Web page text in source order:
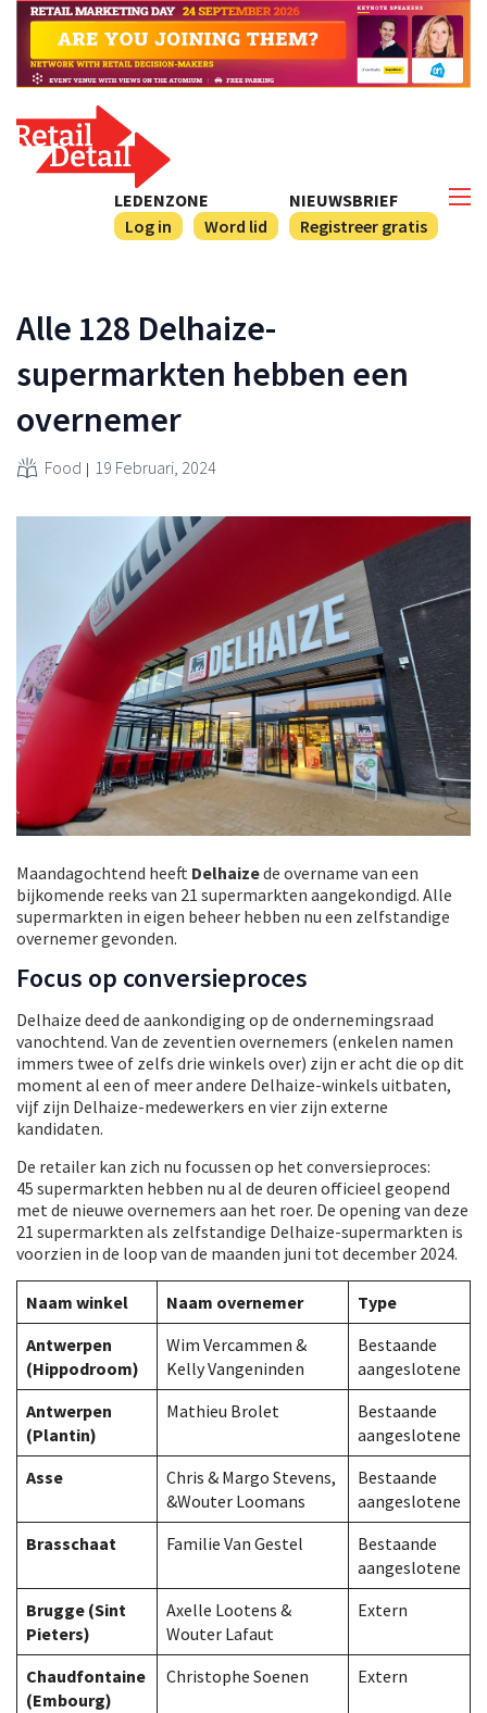
NIEUWSBRIEF
Registreer gratis
LEDENZONE
Log in
Word lid
Alle 128 Delhaize-
supermarkten hebben een
overnemer
Food 19 Februari, 2024
Maandagochtend heeft Delhaizede overname van een
bijkomende reeks van 21 supermarkten aangekondigd. Alle
supermarkten in eigen beheer hebben nu een zelfstandige
overnemer gevonden.
Focus op conversieproces
Delhaize deed de aankondiging op de ondernemingsraad
vanochtend. Van de zeventien overnemers (enkelen namen
immers twee of zelfs drie winkels over) zijn er acht die op dit
moment al een of meer andere Delhaize-winkels uitbaten,
vijf zijn Delhaize-medewerkers en vier zijn externe
kandidaten.
De retailer kan zich nu focussen op het conversieproces:
45 supermarkten hebben nu al de deuren officieel geopend
met de nieuwe overnemers aan het roer. De opening van deze
21 supermarkten als zelfstandige Delhaize-supermarkten is
voorzien in de loop van de maanden juni tot december 2024.
Naam winkel​ Naam overnemer​
Typ​e
Antwerpen
(Hippodroom)
Wim Vercammen &
Kelly Vangeninden
Bestaande
aangeslotene
Antwerpen
(Plantin)
Mathieu Brolet
Bestaande
aangeslotene
Asse
Chris & Margo Stevens,
&Wouter Loomans
Bestaande
aangeslotene
Brasschaat
Familie Van Gestel
Bestaande
aangeslotene
Brugge (Sint
Pieters)
Axelle Lootens &
Wouter Lafaut
Extern
Chaudfontaine
(Embourg)
Christophe Soenen Extern